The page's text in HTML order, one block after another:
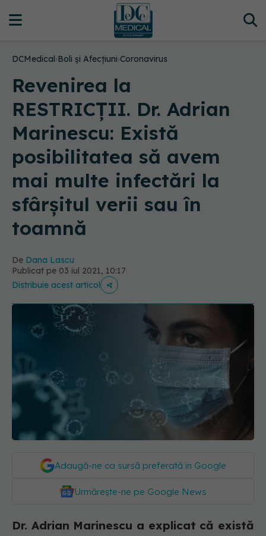
DCMedical›Boli și Afecțiuni›Coronavirus
Revenirea la
RESTRICȚII. Dr. Adrian
Marinescu: Există
posibilitatea să avem
mai multe infectări la
sfârșitul verii sau în
toamnă
De Dana Lascu
Publicat pe 03 iul 2021, 10:17
Distribuie acest articol
Adaugă-ne ca sursă preferată în Google
Urmărește-ne pe Google News
Dr. Adrian Marinescu a explicat că există